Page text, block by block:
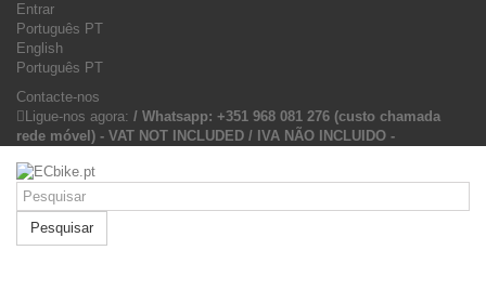
Entrar
Português PT
English
Português PT
Contacte-nos
Ligue-nos agora: / Whatsapp: +351 968 081 276 (custo chamada
rede móvel) - VAT NOT INCLUDED / IVA NÃO INCLUIDO -
Pesquisar